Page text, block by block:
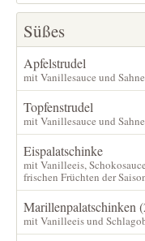
Süßes
Apfelstrudel
mit Vanillesauce und Sahne
Topfenstrudel
mit Vanillesauce und Sahne
Eispalatschinke
mit Vanilleeis,
frischen Früchten der
Marillenpalatschinken
mit Vanilleeis und